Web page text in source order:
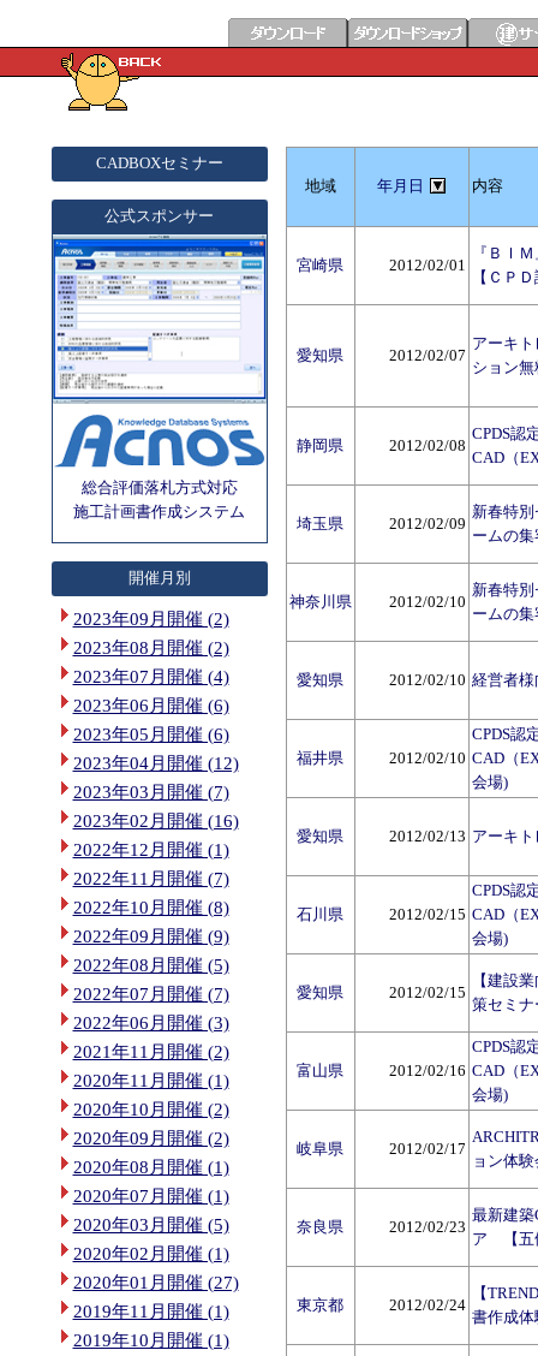
CADBOXセミナー
公式スポンサー
総合評価落札方式対応
施工計画書作成システム
開催月別
2023年09月開催 (2)
2023年08月開催 (2)
2023年07月開催 (4)
2023年06月開催 (6)
2023年05月開催 (6)
2023年04月開催 (12)
2023年03月開催 (7)
2023年02月開催 (16)
2022年12月開催 (1)
2022年11月開催 (7)
2022年10月開催 (8)
2022年09月開催 (9)
2022年08月開催 (5)
2022年07月開催 (7)
2022年06月開催 (3)
2021年11月開催 (2)
2020年11月開催 (1)
2020年10月開催 (2)
2020年09月開催 (2)
2020年08月開催 (1)
2020年07月開催 (1)
2020年03月開催 (5)
2020年02月開催 (1)
2020年01月開催 (27)
2019年11月開催 (1)
2019年10月開催 (1)
地域 年月日 内容
宮崎県 2012/02/01
『ＢＩ
【ＣＰ
愛知県 2012/02/07
アーキ
ション
静岡県 2012/02/08
CPDS認
CAD（
埼玉県 2012/02/09
新春特
ームの
神奈川県 2012/02/10
新春特
ームの
愛知県 2012/02/10 経営者
福井県 2012/02/10
CPDS認
CAD（
会場)
愛知県 2012/02/13 アーキト
石川県 2012/02/15
CPDS認
CAD（
会場)
愛知県 2012/02/15
【建設
策セミナ
富山県 2012/02/16
CPDS認
CAD（
会場)
岐阜県 2012/02/17
ョン体
奈良県 2012/02/23
最新建
ア 【五
東京都 2012/02/24
【
書作成体